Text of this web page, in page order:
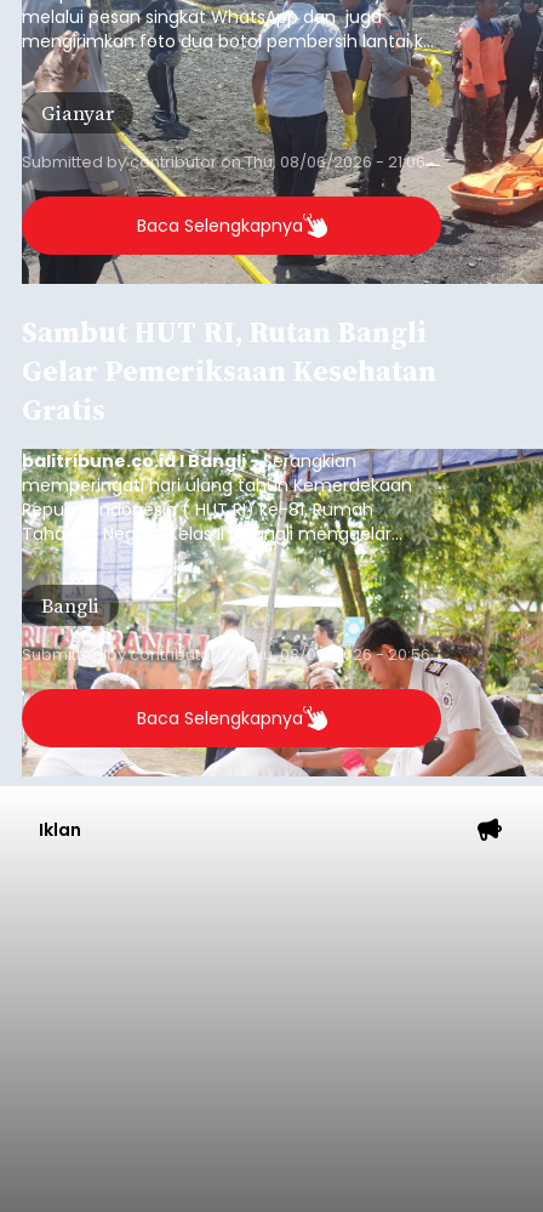
melalui pesan singkat WhatsApp dan juga
mengirimkan foto dua botol pembersih lantai ke
istrinya.
Gianyar
Submitted bycontributoronThu, 08/06/2026 - 21:06
Baca Selengkapnya
Sambut HUT RI, Rutan Bangli
Gelar Pemeriksaan Kesehatan
Gratis
balitribune.co.id I Bangli -Serangkian
memperingati hari ulang tahun Kemerdekaan
Republik Indonesia ( HUT RI) ke-81, Rumah
Tahanan Negara Kelas II B Bangli menggelar
kegiatan pemeriksaan kesehatan gratis, Rabu
(6/8/2026).
Bangli
Submitted bycontributor Thu, 08/06/2026 - 20:56
Baca Selengkapnya
Iklan